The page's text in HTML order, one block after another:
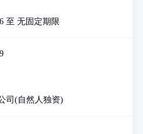
至 无固定期限
司(自然人独资)